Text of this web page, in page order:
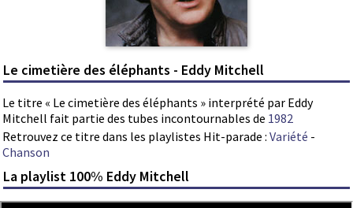
Le cimetière des éléphants - Eddy Mitchell
Le titre « Le cimetière des éléphants » interprété par Eddy
Mitchell fait partie des tubes incontournables de 1982
Retrouvez ce titre dans les playlistes Hit-parade : Variété -
Chanson
La playlist 100% Eddy Mitchell